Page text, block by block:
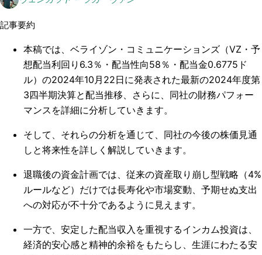
記事要約
本稿では、ベライゾン・コミュニケーションズ（VZ・予
想配当利回り6.3％・配当性向58％・配当金0.6775ド
ル）の2024年10月22日に発表された最新の2024年度第
3四半期決算と配当推移、さらに、同社の財務パフォー
マンスを詳細に分析していきます。
そして、それらの分析を通じて、同社の今後の株価見通
しと将来性を詳しく解説していきます。
退職後の資金計画では、従来の資産取り崩し型戦略（4%
ルールなど）だけでは長寿化や市場変動、予期せぬ支出
への対応が不十分であるように見えます。
一方で、安定した配当収入を重視するインカム投資は、
経済的安心感と精神的余裕をもたらし、生涯にわたる安